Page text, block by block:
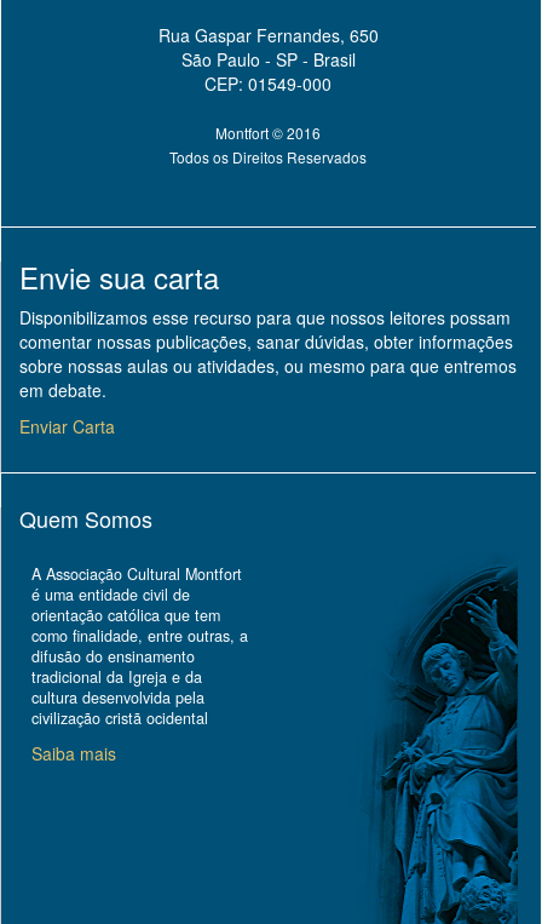
Rua Gaspar Fernandes, 650
São Paulo - SP - Brasil
CEP: 01549-000
Montfort © 2016
Todos os Direitos Reservados
Envie sua carta
Disponibilizamos esse recurso para que nossos leitores possam
comentar nossas publicações, sanar dúvidas, obter informações
sobre nossas aulas ou atividades, ou mesmo para que entremos
em debate.
Enviar Carta
Quem Somos
A Associação Cultural Montfort
é uma entidade civil de
orientação católica que tem
como finalidade, entre outras, a
difusão do ensinamento
tradicional da Igreja e da
cultura desenvolvida pela
civilização cristã ocidental
Saiba mais